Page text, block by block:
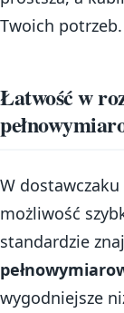
Twoich potrzeb.
Łatwość w
W
możliwość
standardzie
wygodniejsze